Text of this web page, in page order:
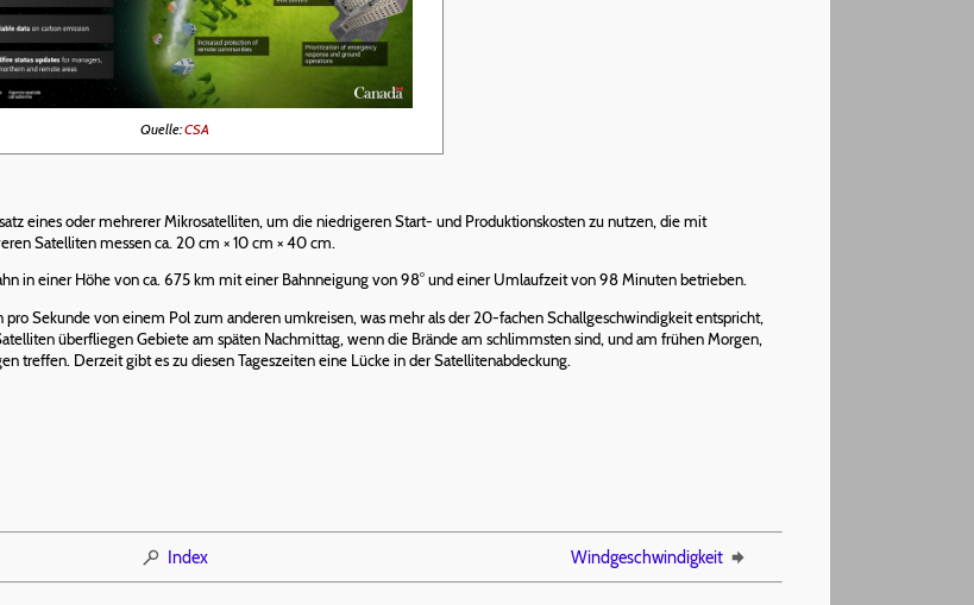
Quelle:CSA
eines oder mehrerer Mikrosatelliten, um die niedrigeren Start- und Produktionskosten zu nutzen, die mit
Satelliten messen ca. 20 cm × 10 cm × 40 cm.
in einer Höhe von ca. 675 km mit einer Bahnneigung von 98° und einer Umlaufzeit von 98 Minuten betrieben.
Sekunde von einem Pol zum anderen umkreisen, was mehr als der 20-fachen Schallgeschwindigkeit entspricht,
überfliegen Gebiete am späten Nachmittag, wenn die Brände am schlimmsten sind, und am frühen Morgen,
treffen. Derzeit gibt es zu diesen Tageszeiten eine Lücke in der Satellitenabdeckung.
Index Windgeschwindigkeit